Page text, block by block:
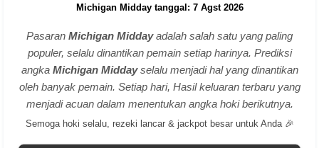
Michigan Midday tanggal: 7 Agst 2026
Pasaran Michigan Middayadalah salah satu yang paling
populer, selalu dinantikan pemain setiap harinya. Prediksi
angka Michigan Middayselalu menjadi hal yang dinantikan
oleh banyak pemain. Setiap hari, Hasil keluaran terbaru yang
menjadi acuan dalam menentukan angka hoki berikutnya.
Semoga hoki selalu, rezeki lancar & jackpot besar untuk Anda 🎉